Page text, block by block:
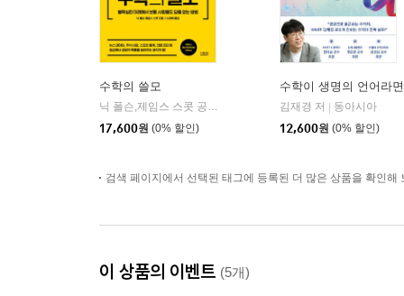
수학의 쓸모
더퀘스트
17,600원 (0% 할인)
수학이 생명의 언어라면
김재경 저 | 동아시아
12,600원 (0% 할인)
검색 페이지에서 선택된 태그에 등록된 더 많은 상품을 확인해
이 상품의 이벤트 (5개)